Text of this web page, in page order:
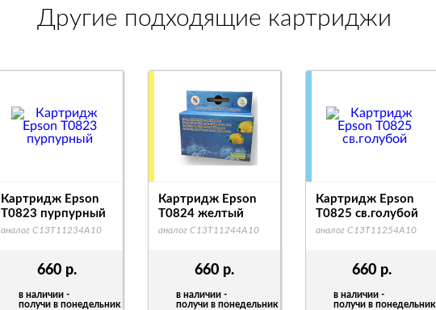
Другие подходящие картриджи
660 р.
в наличии -
получи в понедельник
Картридж Epson
T0823 пурпурный
аналог C13T11234A10
660 р.
в наличии -
получи в понедельник
Картридж Epson
T0824 желтый
аналог C13T11244A10
660 р.
в наличии -
получи в понедельник
Картридж Epson
T0825 св.голубой
аналог C13T11254A10